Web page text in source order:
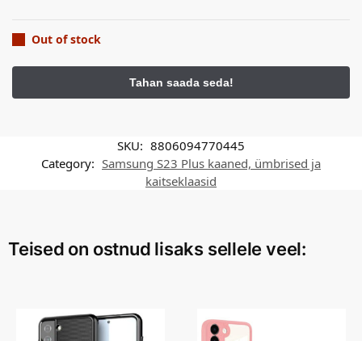
Out of stock
SKU: 8806094770445
Category: Samsung S23 Plus kaaned, ümbrised ja
kaitseklaasid
Teised on ostnud lisaks sellele veel: